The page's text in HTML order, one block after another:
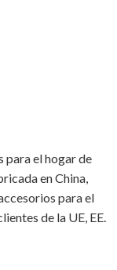
para el hogar de
en China,
para el
de la UE, EE.